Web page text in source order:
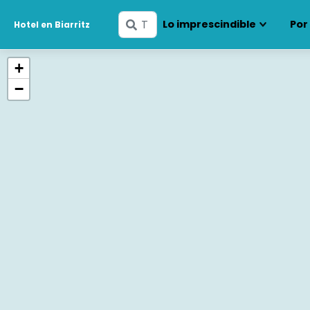
Hotel en Biarritz
Ingresa
tus
Lo imprescindible
+
−